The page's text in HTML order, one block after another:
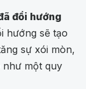
đổi hướng
hướng sẽ tạo
sự xói mòn,
như một quy